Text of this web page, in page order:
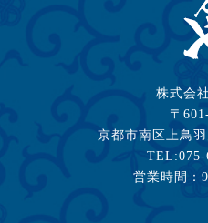
株式会
〒
京都市南区上鳥
TEL:075-
営業時間：